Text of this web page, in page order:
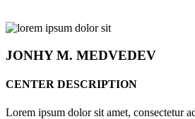
JONHYM. MEDVEDEV
CENTER DESCRIPTION
Lorem ipsum dolor sit amet, consectetur